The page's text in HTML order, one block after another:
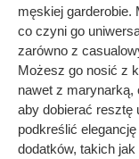
męskiej garderobie.
co czyni go
zarówno z
Możesz go nosić z
nawet z marynarką,
aby dobierać resztę
podkreślić
dodatków, takich